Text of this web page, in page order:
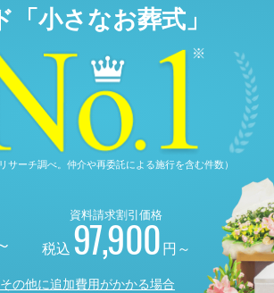
小さなお葬式」
ーチ調べ。仲介や再委託による施行を含む件数）
資料請求割引価格
税込97,900円～
その他に追加費用がかかる場合